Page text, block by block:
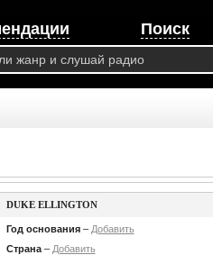
Поиск
DUKE ELLINGTON
Год основания– Добавить
Страна– Добавить